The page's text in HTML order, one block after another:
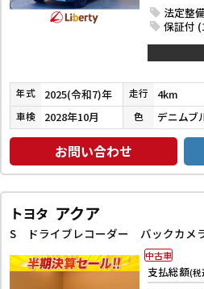
法定整
保証付
年式 2025(令和7)年 走行 4km
車検 2028年10月 色
お問い合わせ
トヨタ アクア
支払総額(税
中古車